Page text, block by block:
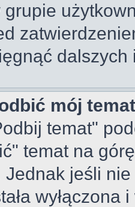
grupie
dalszych
mój
temat"
temat na
Jednak jeśli